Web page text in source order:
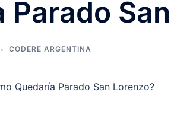
Parado
CODERE ARGENTINA
Quedaría Parado San Lorenzo?